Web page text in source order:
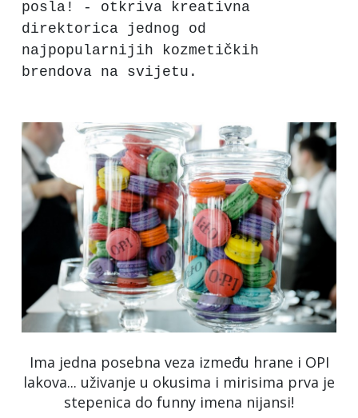
posla! - otkriva kreativna
direktorica jednog od
najpopularnijih kozmetičkih
brendova na svijetu.
Ima jedna posebna veza između hrane i OPI
lakova... uživanje u okusima i mirisima prva je
stepenica do funny imena nijansi!